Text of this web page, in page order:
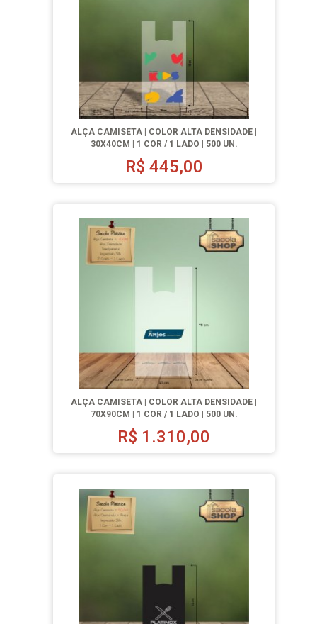
ALÇA CAMISETA | COLOR ALTA DENSIDADE |
30X40CM | 1 COR / 1 LADO | 500 UN.
R$ 445,00
ALÇA CAMISETA | COLOR ALTA DENSIDADE |
70X90CM | 1 COR / 1 LADO | 500 UN.
R$ 1.310,00